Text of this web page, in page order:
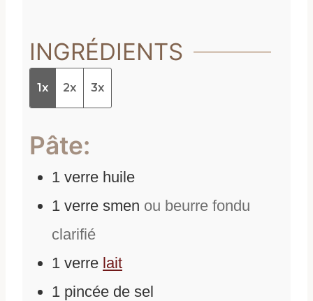
INGRÉDIENTS
1x 2x 3x
Pâte:
1 verre huile
1 verre smen ou beurre fondu
clarifié
1 verre lait
1 pincée de sel